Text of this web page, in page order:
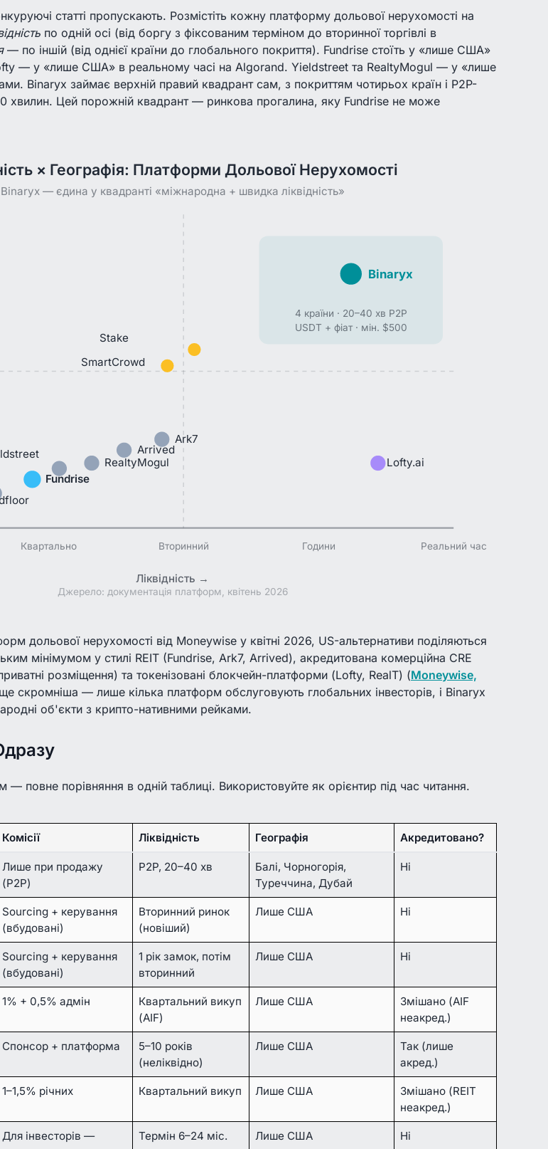
статті пропускають. Розмістіть кожну платформу дольової нерухомості на
по одній осі (від боргу з фіксованим терміном до вторинної торгівлі в
— по іншій (від однієї країни до глобального покриття). Fundrise стоїть у «лише США»
— у «лише США» в реальному часі на Algorand. Yieldstreet та RealtyMogul — у «лише
Binaryx займає верхній правий квадрант сам, з покриттям чотирьох країн і P2P-
хвилин. Цей порожній квадрант — ринкова прогалина, яку Fundrise не може
× Географія: Платформи Дольової Нерухомості
Binaryx — єдина у квадранті «міжнародна + швидка ліквідність»
Квартально Вторинний Години Реальний час
Ліквідність →
Fundrise
RealtyMogul
Arrived
Ark7
Lofty.ai
Stake
SmartCrowd
Binaryx
4 країни · 20–40 хв P2P
USDT + фіат · мін. $500
Джерело: документація платформ, квітень 2026
дольової нерухомості від Moneywise у квітні 2026, US-альтернативи поділяються
мінімумом у стилі REIT (Fundrise, Ark7, Arrived), акредитована комерційна CRE
розміщення) та токенізовані блокчейн-платформи (Lofty, RealT) (Moneywise,
скромніша — лише кілька платформ обслуговують глобальних інвесторів, і Binaryx
об'єкти з крипто-нативними рейками.
повне порівняння в одній таблиці. Використовуйте як орієнтир під час читання.
Комісії Ліквідність Географія Акредитовано?
Лише при продажу
(P2P)
P2P, 20–40 хв
Балі, Чорногорія,
Туреччина, Дубай
Ні
Sourcing + керування
(вбудовані)
Вторинний ринок
(новіший)
Лише США Ні
Sourcing + керування
(вбудовані)
1 рік замок, потім
вторинний
Лише США Ні
1% + 0,5% адмін
Квартальний викуп
(AIF)
Лише США
Змішано (AIF
неакред.)
Спонсор + платформа
5–10 років
(неліквідно)
Лише США
Так (лише
акред.)
1–1,5% річних Квартальний викуп Лише США
Змішано (REIT
неакред.)
Для інвесторів —
Термін 6–24 міс. Лише США Ні